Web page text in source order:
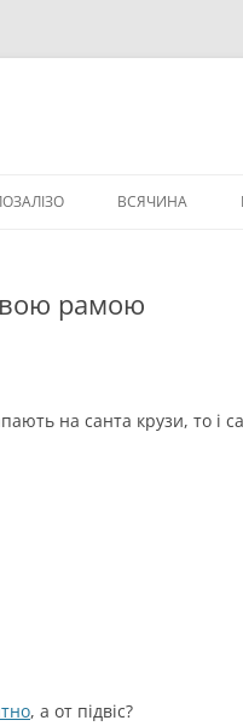
ВСЯЧИНА
рамою
на санта крузи, то і
, а от підвіс?